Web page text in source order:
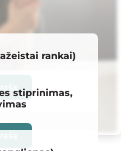
rankai)
stiprinimas,